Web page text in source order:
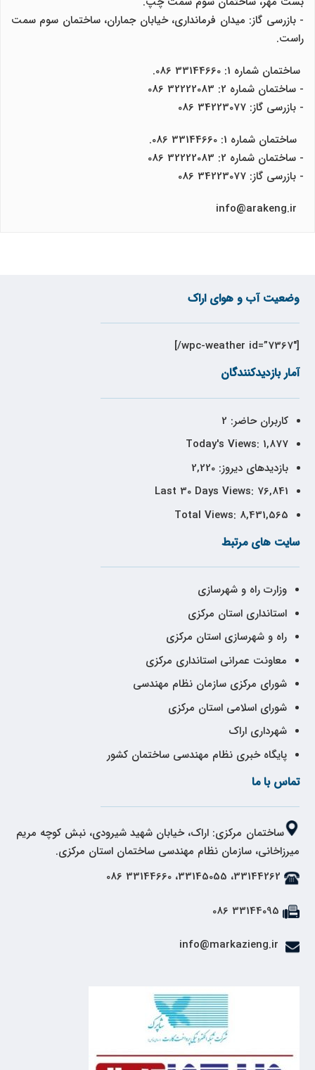
- بازرسی گاز: میدان فرمانداری، خیابان جماران، ساختمان سوم سمت
راست.
ساختمان شماره 1: 33144660 086.
- ساختمان شماره 2: 32222083 086
- بازرسی گاز: 34223077 086
ساختمان شماره 1: 33144660 086.
- ساختمان شماره 2: 32222083 086
- بازرسی گاز: 34223077 086
وضعیت آب و هوای اراک
[wpc-weather id=”7367″/]
آمار بازدیدکنندگان
کاربران حاضر: 2
Today's Views: 1,877
بازدیدهای دیروز:2,220
Last 30 Days Views: 76,841
Total Views: 8,431,565
سایت های مرتبط
وزارت راه و شهرسازی
استانداری استان مرکزی
راه و شهرسازی استان مرکزی
معاونت عمرانی استانداری مرکزی
شورای مرکزی سازمان نظام مهندسی
شورای اسلامی استان مرکزی
شهرداری اراک
پایگاه خبری نظام مهندسی ساختمان کشور
تماس با ما
ساختمان مرکزی: اراک، خیابان شهید شیرودی، نبش کوچه مریم
میرزاخانی، سازمان نظام مهندسی ساختمان استان مرکزی.
33144262، 33145055، 33144660 086
33144095 086